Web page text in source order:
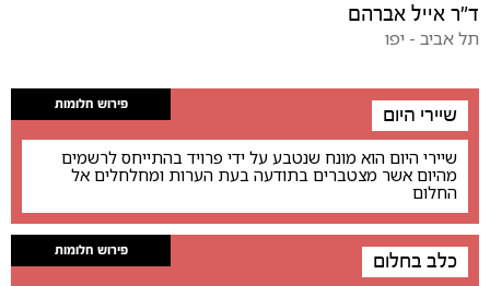
ד"ר אייל אברהם
תל אביב - יפו
פירוש חלומות שיירי היום
שיירי היום הוא מונח שנטבע על ידי פרויד בהתייחס לרשמים
מהיום אשר מצטברים בתודעה בעת הערות ומחלחלים אל
החלום
פירוש חלומות כלב בחלום